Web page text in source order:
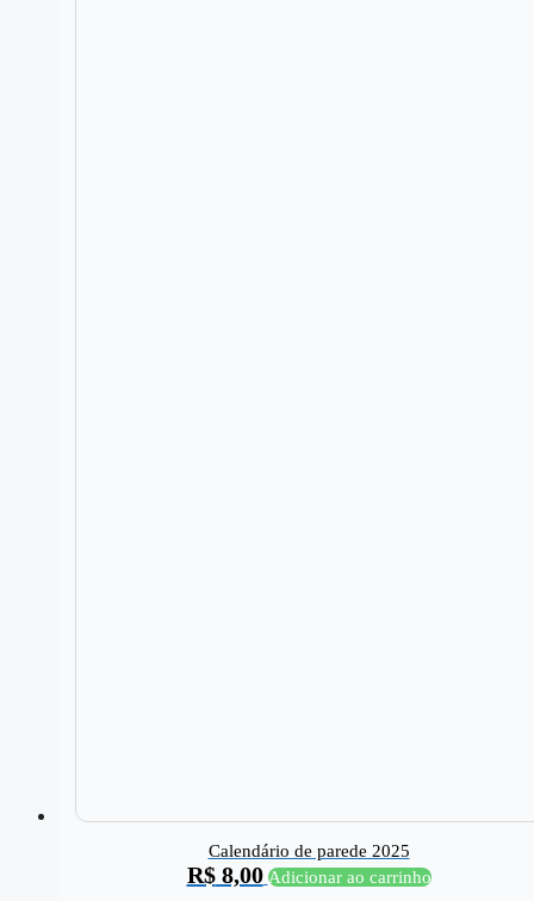
Calendário de parede 2025
R$8,00 Adicionar ao carrinho